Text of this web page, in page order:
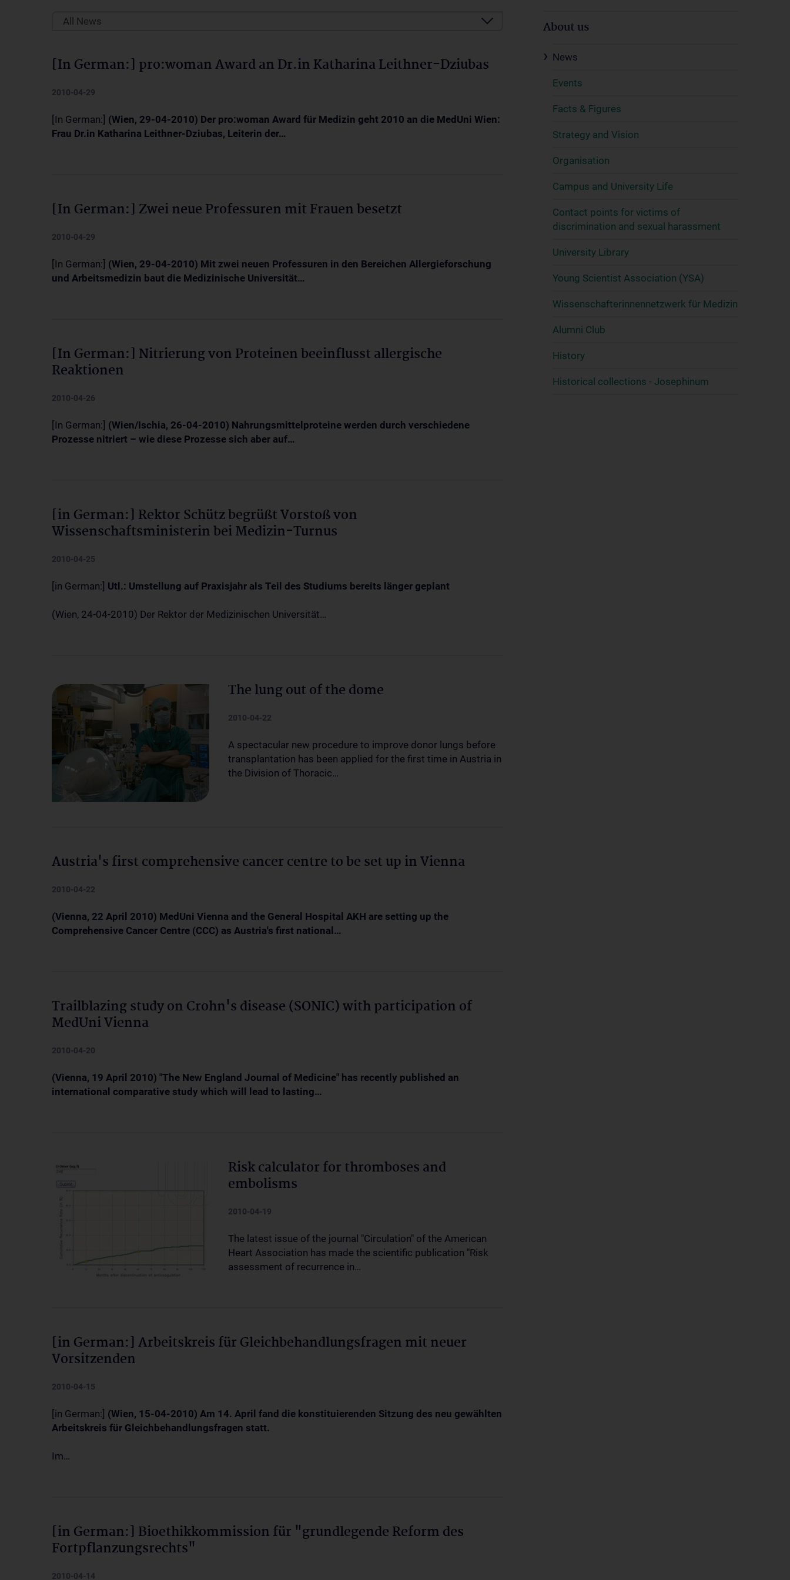
All News
[In German:] pro:woman Award an Dr.in Katharina Leithner-Dziubas
2010-04-29
[In German:] (Wien, 29-04-2010) Der pro:woman Award für Medizin geht 2010 an die MedUni Wien:
Frau Dr.in Katharina Leithner-Dziubas, Leiterin der…
[In German:] Zwei neue Professuren mit Frauen besetzt
2010-04-29
[In German:] (Wien, 29-04-2010) Mit zwei neuen Professuren in den Bereichen Allergieforschung
und Arbeitsmedizin baut die Medizinische Universität…
[In German:] Nitrierung von Proteinen beeinflusst allergische
Reaktionen
2010-04-26
[In German:] (Wien/Ischia, 26-04-2010) Nahrungsmittelproteine werden durch verschiedene
Prozesse nitriert – wie diese Prozesse sich aber auf…
[in German:] Rektor Schütz begrüßt Vorstoß von
Wissenschaftsministerin bei Medizin-Turnus
2010-04-25
[in German:] Utl.: Umstellung auf Praxisjahr als Teil des Studiums bereits länger geplant
(Wien, 24-04-2010) Der Rektor der Medizinischen Universität…
The lung out of the dome
2010-04-22
A spectacular new procedure to improve donor lungs before
transplantation has been applied for the first time in Austria in
the Division of Thoracic…
Austria's first comprehensive cancer centre to be set up in Vienna
2010-04-22
(Vienna, 22 April 2010) MedUni Vienna and the General Hospital AKH are setting up the
Comprehensive Cancer Centre (CCC) as Austria's first national…
Trailblazing study on Crohn's disease (SONIC) with participation of
MedUni Vienna
2010-04-20
(Vienna, 19 April 2010) "The New England Journal of Medicine" has recently published an
international comparative study which will lead to lasting…
Risk calculator for thromboses and
embolisms
2010-04-19
The latest issue of the journal "Circulation" of the American
Heart Association has made the scientific publication "Risk
assessment of recurrence in…
[in German:] Arbeitskreis für Gleichbehandlungsfragen mit neuer
Vorsitzenden
2010-04-15
[in German:] (Wien, 15-04-2010) Am 14. April fand die konstituierenden Sitzung des neu gewählten
Arbeitskreis für Gleichbehandlungsfragen statt.
Im…
[in German:] Bioethikkommission für "grundlegende Reform des
Fortpflanzungsrechts"
2010-04-14
About us
News
Events
Facts & Figures
Strategy and Vision
Organisation
Campus and University Life
Contact points for victims of
discrimination and sexual harassment
University Library
Young Scientist Association (YSA)
Wissenschafter­innennetzwerk für Medizin
Alumni Club
History
Historical collections - Josephinum